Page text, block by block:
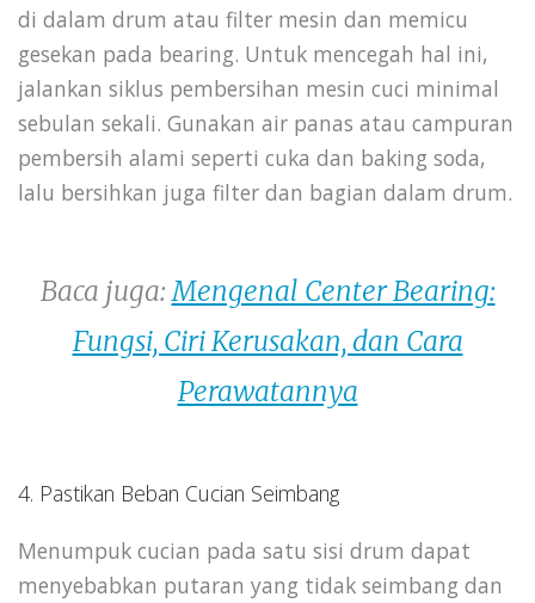
di dalam drum atau filter mesin dan memicu
gesekan pada bearing. Untuk mencegah hal ini,
jalankan siklus pembersihan mesin cuci minimal
sebulan sekali. Gunakan air panas atau campuran
pembersih alami seperti cuka dan baking soda,
lalu bersihkan juga filter dan bagian dalam drum.
Baca juga:Mengenal Center Bearing:
Fungsi, Ciri Kerusakan, dan Cara
Perawatannya
4. Pastikan Beban Cucian Seimbang
Menumpuk cucian pada satu sisi drum dapat
menyebabkan putaran yang tidak seimbang dan